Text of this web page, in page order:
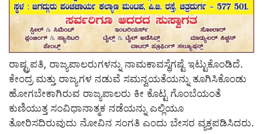
ರಾಷ್ಟ್ರಪತಿ, ರಾಜ್ಯಪಾಲರುಗಳನ್ನು ನಾಮಕಾವಸ್ಥೆಗಷ್ಟೆ ಇಟ್ಟುಕೊಂಡಿದೆ.
ಕೇಂದ್ರ ಮತ್ತು ರಾಜ್ಯಗಳ ನಡುವೆ ಸಮನ್ವಯತೆಯನ್ನು ತೂಗಿಸಿಕೊಂಡು
ಹೋಗಬೇಕಾಗಿರುವ ರಾಜ್ಯಪಾಲರು ಕೀ ಕೊಟ್ಟ ಗೊಂಬೆಯಂತೆ
ಕುಣಿಯುತ್ತ ಸಂವಿಧಾನಾತ್ಮಕ ನಡೆಯನ್ನು ಎಲ್ಲಿಯೂ
ತೋರಿಸದಿರುವುದು ನೋವಿನ ಸಂಗತಿ ಎಂದು ಬೇಸರ ವ್ಯಕ್ತಪಡಿಸಿದರು.